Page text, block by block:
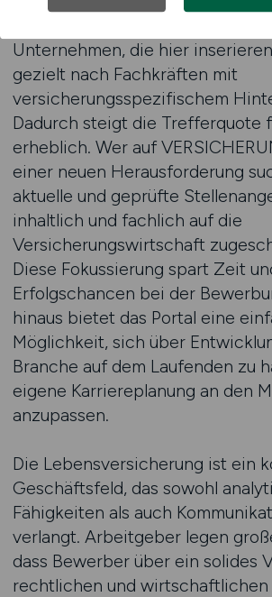
Unternehmen, die hier
gezielt nach Fachkräften mit
versicherungsspezifischem
Dadurch steigt die Trefferquote
erheblich. Wer auf
einer neuen Herausforderung
aktuelle und geprüfte
inhaltlich und fachlich auf die
Versicherungswirtschaft
Diese Fokussierung spart Zeit
Erfolgschancen bei der
hinaus bietet das Portal eine
Möglichkeit, sich über
Branche auf dem Laufenden zu
eigene Karriereplanung an den
anzupassen.
Die Lebensversicherung ist ein
Geschäftsfeld, das sowohl
Fähigkeiten als auch
verlangt. Arbeitgeber legen
dass Bewerber über ein solides
rechtlichen und wirtschaftlichen